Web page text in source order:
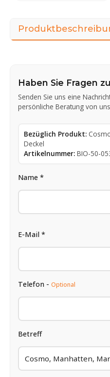
Haben Sie Fragen
Senden Sie uns eine
persönliche Beratung von
Bezüglich Produkt:
Deckel
Artikelnummer: BIO-50-
Name *
E-Mail *
Telefon - Optional
Betreff